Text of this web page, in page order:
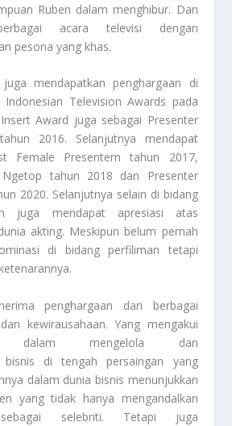
Ruben dalam menghibur. Dan
acara televisi dengan
pesona yang khas.
mendapatkan penghargaan di
Television Awards pada
Award juga sebagai Presenter
2016. Selanjutnya mendapat
Female Presentern tahun 2017,
Ngetop tahun 2018 dan Presenter
2020. Selanjutnya selain di bidang
juga mendapat apresiasi atas
akting. Meskipun belum pernah
di bidang perfiliman tetapi
penghargaan dari berbagai
kewirausahaan. Yang mengakui
dalam mengelola dan
bisnis di tengah persaingan yang
dalam dunia bisnis menunjukkan
yang tidak hanya mengandalkan
sebagai selebriti. Tetapi juga